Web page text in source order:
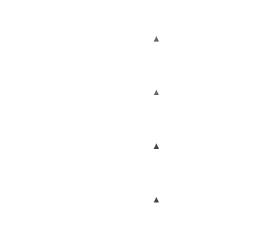
▲
▲
▲
▲